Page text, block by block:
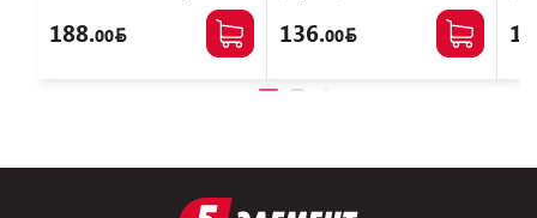
188.00 136.00